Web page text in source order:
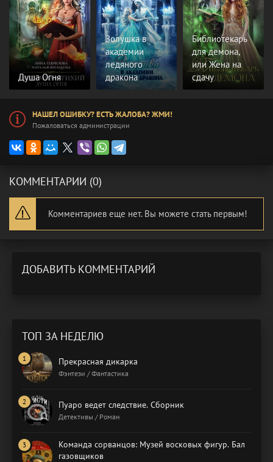
Душа Огня
Золушка в
академии
ледяного
дракона
Библиотекарь
для демона,
или Жена на
сдачу
НАШЕЛ ОШИБКУ? ЕСТЬ ЖАЛОБА? ЖМИ!
Пожаловаться администрации
КОММЕНТАРИИ (0)
Комментариев еще нет. Вы можете стать первым!
ДОБАВИТЬ КОММЕНТАРИЙ
ТОП ЗА НЕДЕЛЮ
Прекрасная дикарка
Фэнтези / Фантастика
Пуаро ведет следствие. Сборник
Детективы / Роман
Команда сорванцов: Музей восковых фигур. Бал
газовщиков